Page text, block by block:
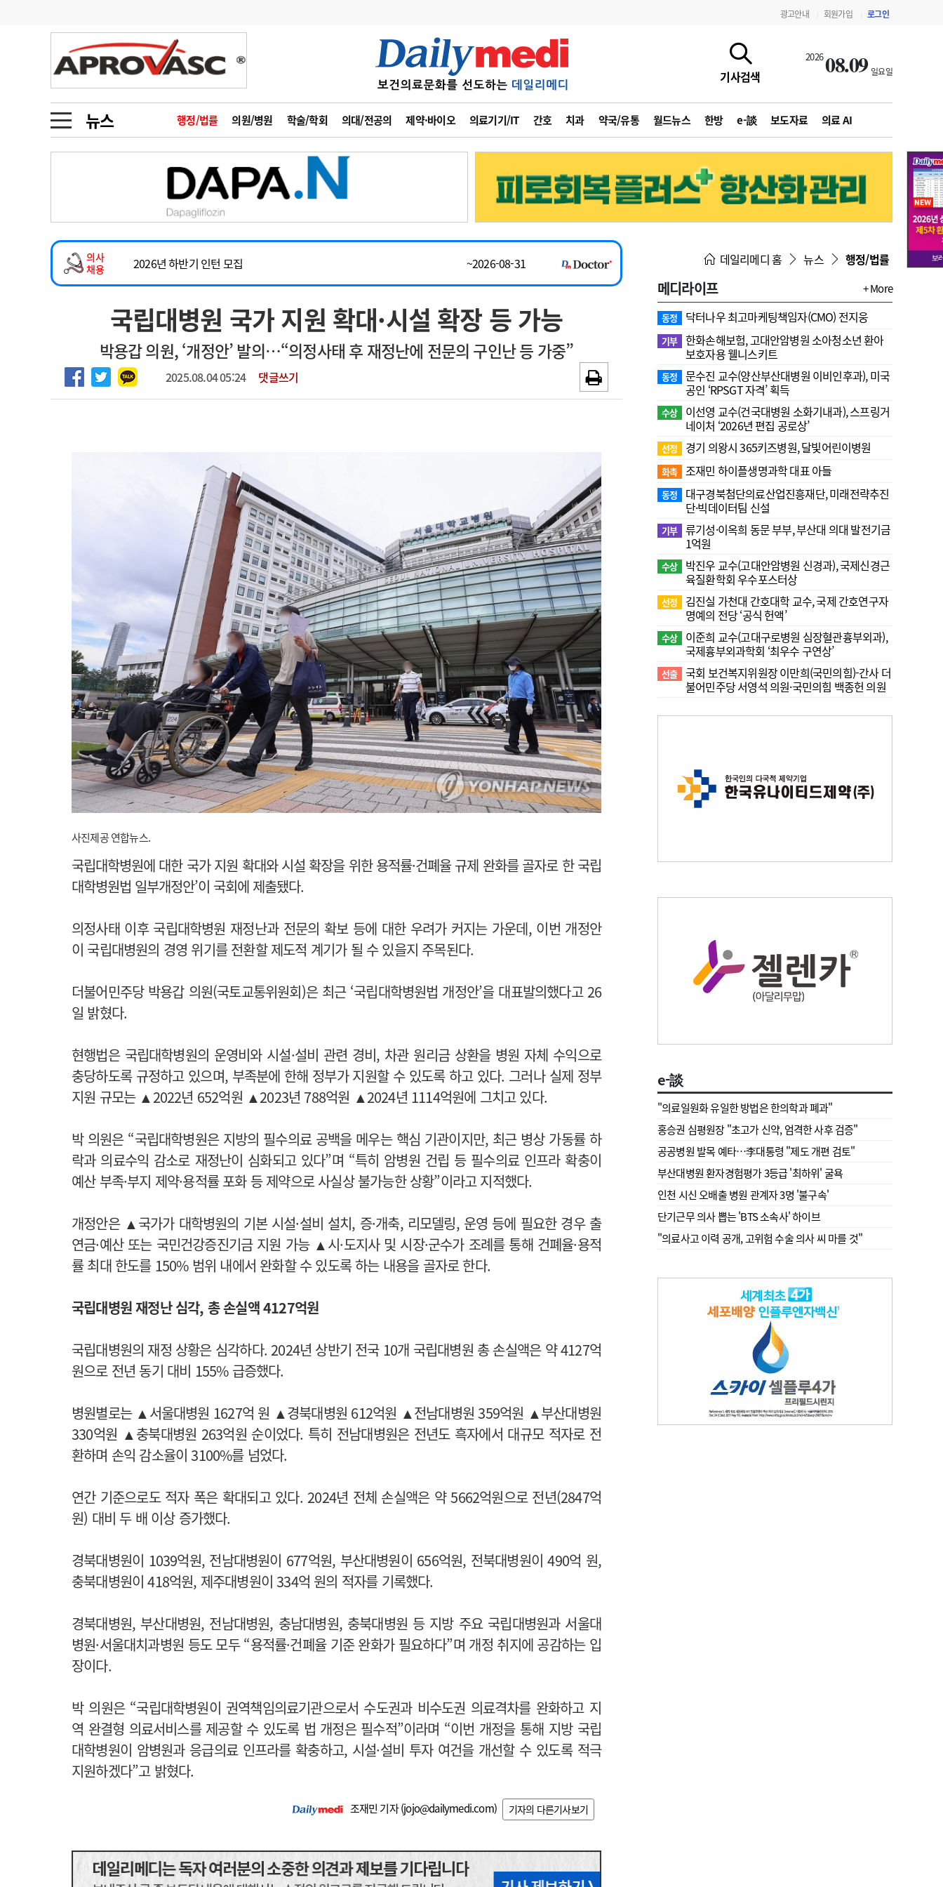
광고안내 회원가입 로그인
기사검색
202608.09 일요일
뉴스 행정/법률 의원/병원 학술/학회 의대/전공의 제약·바이오 의료기기/IT 간호 치과 약국/유통 월드뉴스 한방 e-談 보도자료 의료 AI
금주의 검색어
1
의사인력 수급 추계
2
성분명 처방
3
AI의료
4
전공의 모집 결과
6
관리급여 실시
수련환경 개선
의과대학 입시
메디인포 인사 사고
오피니언 칼럼 수첩
인물 초대석 피플
동영상뉴스
포토뉴스
메디 Hospital 지역병원 중소병원
인포메이션 행정처분 정책/통계 공시 지침·기준·평가 약제급여 심사 결과
회사소개 법적고지 광고안내
의사
채용
2026년 하반기 인턴 모집
~2026-08-31
마취통증의학과 임기제 임상의사 채용
채용시까지
소아청소년과(소아응급전담) 계약직 의사 공개채용
채용시까지
계약직(응급의학과 전문의) 직원모집
채용시까지
2026년 하반기 인턴 모집
~2026-08-31
마취통증의학과 임기제 임상의사 채용
채용시까지
국립대병원 국가 지원 확대·시설 확장 등 가능
박용갑 의원, ‘개정안’ 발의…“의정사태 후 재정난에 전문의 구인난 등 가중”
2025.08.04 05:24 댓글쓰기
사진제공 연합뉴스.
국립대학병원에 대한 국가 지원 확대와 시설 확장을 위한 용적률·건폐율 규제 완화를 골자로 한 국립
대학병원법 일부개정안’이 국회에 제출됐다.
의정사태 이후 국립대학병원 재정난과 전문의 확보 등에 대한 우려가 커지는 가운데, 이번 개정안
이 국립대병원의 경영 위기를 전환할 제도적 계기가 될 수 있을지 주목된다.
더불어민주당 박용갑 의원(국토교통위원회)은 최근 ‘국립대학병원법 개정안’을 대표발의했다고 26
일 밝혔다.
현행법은 국립대학병원의 운영비와 시설·설비 관련 경비, 차관 원리금 상환을 병원 자체 수익으로
충당하도록 규정하고 있으며, 부족분에 한해 정부가 지원할 수 있도록 하고 있다. 그러나 실제 정부
지원 규모는 ▲2022년 652억원 ▲2023년 788억원 ▲2024년 1114억원에 그치고 있다.
박 의원은 “국립대학병원은 지방의 필수의료 공백을 메우는 핵심 기관이지만, 최근 병상 가동률 하
락과 의료수익 감소로 재정난이 심화되고 있다”며 “특히 암병원 건립 등 필수의료 인프라 확충이
예산 부족·부지 제약·용적률 포화 등 제약으로 사실상 불가능한 상황”이라고 지적했다.
개정안은 ▲국가가 대학병원의 기본 시설·설비 설치, 증·개축, 리모델링, 운영 등에 필요한 경우 출
연금·예산 또는 국민건강증진기금 지원 가능 ▲시·도지사 및 시장·군수가 조례를 통해 건폐율·용적
률 최대 한도를 150% 범위 내에서 완화할 수 있도록 하는 내용을 골자로 한다.
국립대병원 재정난 심각, 총 손실액 4127억원
국립대병원의 재정 상황은 심각하다. 2024년 상반기 전국 10개 국립대병원 총 손실액은 약 4127억
원으로 전년 동기 대비 155% 급증했다.
병원별로는 ▲서울대병원 1627억 원 ▲경북대병원 612억원 ▲전남대병원 359억원 ▲부산대병원
330억원 ▲충북대병원 263억원 순이었다. 특히 전남대병원은 전년도 흑자에서 대규모 적자로 전
환하며 손익 감소율이 3100%를 넘었다.
연간 기준으로도 적자 폭은 확대되고 있다. 2024년 전체 손실액은 약 5662억원으로 전년(2847억
원) 대비 두 배 이상 증가했다.
경북대병원이 1039억원, 전남대병원이 677억원, 부산대병원이 656억원, 전북대병원이 490억 원,
충북대병원이 418억원, 제주대병원이 334억 원의 적자를 기록했다.
경북대병원, 부산대병원, 전남대병원, 충남대병원, 충북대병원 등 지방 주요 국립대병원과 서울대
병원·서울대치과병원 등도 모두 “용적률·건폐율 기준 완화가 필요하다”며 개정 취지에 공감하는 입
장이다.
박 의원은 “국립대학병원이 권역책임의료기관으로서 수도권과 비수도권 의료격차를 완화하고 지
역 완결형 의료서비스를 제공할 수 있도록 법 개정은 필수적”이라며 “이번 개정을 통해 지방 국립
대학병원이 암병원과 응급의료 인프라를 확충하고, 시설·설비 투자 여건을 개선할 수 있도록 적극
지원하겠다”고 밝혔다.
조재민 기자 (jojo@dailymedi.com) 기자의 다른기사보기
데일리메디 홈 뉴스 행정/법률
메디라이프 + More
동정 닥터나우 최고마케팅책임자(CMO) 전지웅
기부 한화손해보험, 고대안암병원 소아청소년 환아
보호자용 웰니스키트
동정
문수진 교수( 양산부산대병원 이비인후과), 미국
공인 ‘RPSGT 자격’ 획득
수상
이선영 교수(건국대병원 소화기내과), 스프링거
네이처 ‘2026년 편집 공로상’
선정 경기 의왕시 365키즈병원, 달빛어린이병원
화촉 조재민 하이플생명과학 대표 아들
동정
대구경북첨단의료산업진흥재단, 미래전략추진
단·빅데이터팀 신설
기부 류기성·이옥희 동문 부부, 부산대 의대 발전기금
1억원
수상
박진우 교수(고대안암병원 신경과), 국제신경근
육질환학회 우수포스터상
선정
김진실 가천대 간호대학 교수, 국제 간호연구자
명예의 전당 ‘공식 헌액’
수상
이준희 교수(고대구로병원 심장혈관흉부외과),
국제흉부외과학회 ‘최우수 구연상’
선출 국회 보건복지위원장 이만희(국민의힘)-간사 더
불어민주당 서영석 의원·국민의힘 백종헌 의원
e-談
"의료일원화 유일한 방법은 한의학과 폐과"
홍승권 심평원장 " 초고가 신약, 엄격한 사후 검증"
공공병원 발목 예타…李대통령 "제도 개편 검토"
부산대병원 환자경험평가 3등급 '최하위' 굴욕
인천 시신 오배출 병원 관계자 3명 '불구속'
단기근무 의사 뽑는 'BTS 소속사' 하이브
"의료사고 이력 공개, 고위험 수술 의사 씨 마를 것"